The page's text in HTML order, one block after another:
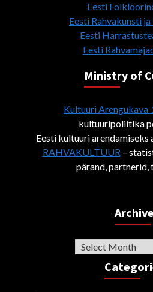
Eesti
Eesti Rahvakunsti
Eesti
Eesti
Ministry of
Kultuuri
kultuuripoliitika
Eesti kultuuri
RAHVAKULTUUR–
pärand, partnerid,
Archive
Archive